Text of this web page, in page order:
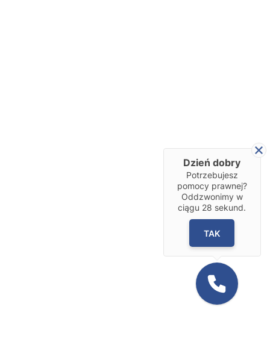
Dzień dobry
Potrzebujesz
pomocy prawnej?
Oddzwonimy w
ciągu 28 sekund.
TAK